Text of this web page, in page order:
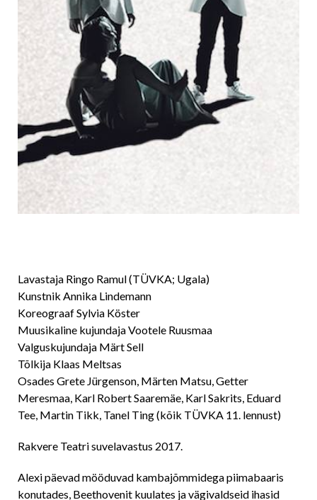
Lavastaja Ringo Ramul (TÜVKA; Ugala)
Kunstnik Annika Lindemann
Koreograaf Sylvia Köster
Muusikaline kujundaja Vootele Ruusmaa
Valguskujundaja Märt Sell
Tõlkija Klaas Meltsas
Osades Grete Jürgenson, Märten Matsu, Getter
Meresmaa, Karl Robert Saaremäe, Karl Sakrits, Eduard
Tee, Martin Tikk, Tanel Ting (kõik TÜVKA 11. lennust)
Rakvere Teatri suvelavastus 2017.
Alexi päevad mööduvad kambajõmmidega piimabaaris
konutades, Beethovenit kuulates ja vägivaldseid ihasid